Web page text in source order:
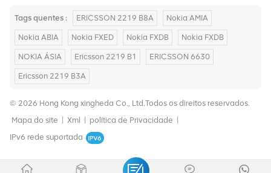
Tags quentes : ERICSSON 2219 B8A Nokia AMIA
Nokia ABIA Nokia FXED Nokia FXDB Nokia FXDB
NOKIA ÁSIA Ericsson 2219 B1 ERICSSON 6630
Ericsson 2219 B3A
© 2026 Hong Kong xingheda Co., Ltd.Todos os direitos reservados.
Mapa do site
Xml política de Privacidade
IPv6 rede suportada